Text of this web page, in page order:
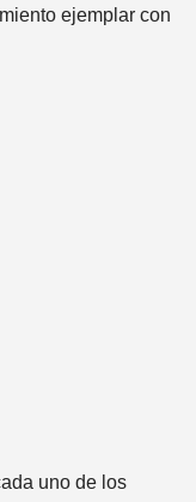
ejemplar con
uno de los